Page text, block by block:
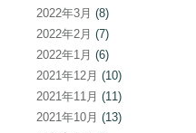
2022年3月 (8)
2022年2月 (7)
2022年1月 (6)
2021年12月 (10)
2021年11月 (11)
2021年10月 (13)